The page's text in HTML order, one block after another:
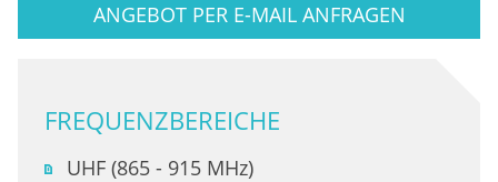
ANGEBOT PER E-MAIL ANFRAGEN
FREQUENZBEREICHE
UHF (865 - 915 MHz)